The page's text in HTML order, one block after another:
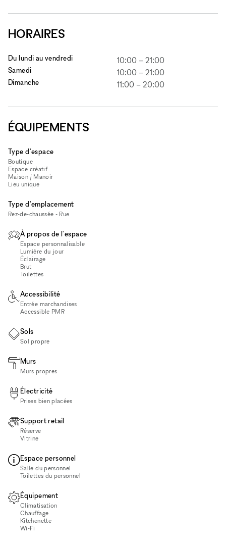
HORAIRES
Du lundi au vendredi 10:00 – 21:00
Samedi 10:00 – 21:00
Dimanche 11:00 – 20:00
ÉQUIPEMENTS
Type d'espace
Boutique
Espace créatif
Maison / Manoir
Lieu unique
Type d'emplacement
Rez-de-chaussée - Rue
À propos de l'espace
Espace personnalisable
Lumière du jour
Éclairage
Brut
Toilettes
Accessibilité
Entrée marchandises
Accessible PMR
Sols
Sol propre
Murs
Murs propres
Électricité
Prises bien placées
Support retail
Réserve
Vitrine
Espace personnel
Salle du personnel
Toilettes du personnel
Équipement
Climatisation
Chauffage
Kitchenette
Wi‑Fi